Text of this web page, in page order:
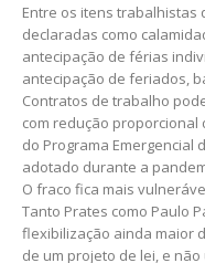
Entre os itens trabalhistas
declaradas como
antecipação de férias
antecipação de feriados,
Contratos de trabalho
com redução proporcional
do Programa Emergencial
adotado durante a
O fraco fica mais
Tanto Prates como Paulo
flexibilização ainda maior
de um projeto de lei, e